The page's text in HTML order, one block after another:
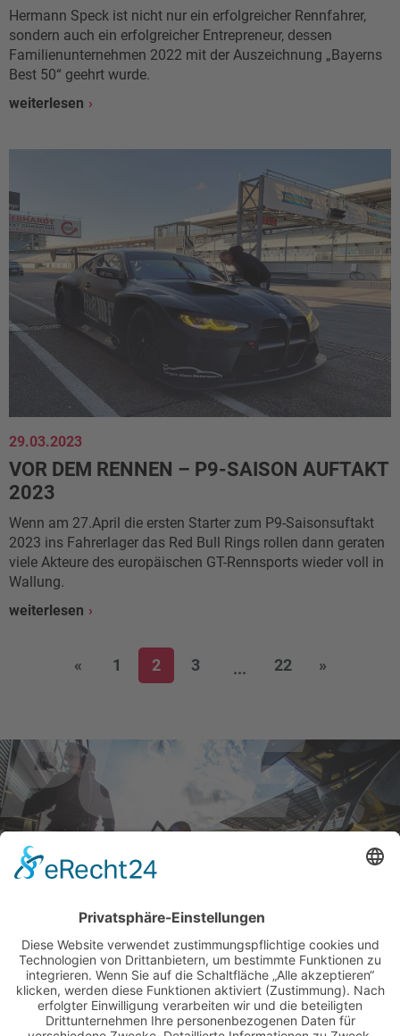
Hermann Speck ist nicht nur ein erfolgreicher Rennfahrer,
sondern auch ein erfolgreicher Entrepreneur, dessen
Familienunternehmen 2022 mit der Auszeichnung „Bayerns
Best 50“ geehrt wurde.
weiterlesen
29.03.2023
VOR DEM RENNEN – P9-SAISON AUFTAKT
2023
Wenn am 27.April die ersten Starter zum P9-Saisonsuftakt
2023 ins Fahrerlager das Red Bull Rings rollen dann geraten
viele Akteure des europäischen GT-Rennsports wieder voll in
Wallung.
weiterlesen
« 1 2 3 ... 22 »
BILDER & VIDEOS